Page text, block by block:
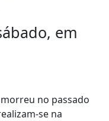
em
no passado
se na